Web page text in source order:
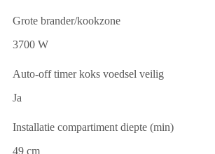
Grote brander/kookzone
3700 W
Auto-off timer koks voedsel veilig
Ja
Installatie compartiment diepte (min)
49 cm